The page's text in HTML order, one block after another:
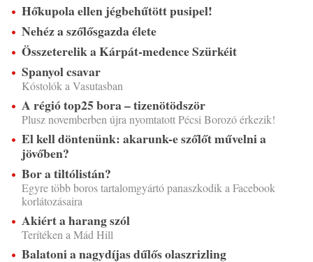
Hőkupola ellen jégbehűtött pusipel!
Nehéz a szőlősgazda élete
Összeterelik a Kárpát-medence Szürkéit
Spanyol csavar
Kóstolók a Vasutasban
A régió top25 bora – tizenötödször
Plusz novemberben újra nyomtatott Pécsi Borozó érkezik!
El kell döntenünk: akarunk-e szőlőt művelni a
jövőben?
Bor a tiltólistán?
Egyre több boros tartalomgyártó panaszkodik a Facebook
korlátozásaira
Akiért a harang szól
Terítéken a Mád Hill
Balatoni a nagydíjas dűlős olaszrizling